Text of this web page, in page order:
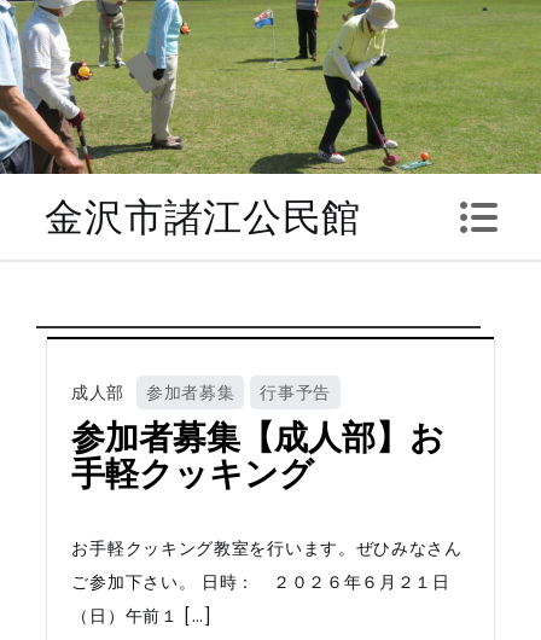
Skip
to
content
金沢市諸江公民館
成人部 参加者募集 行事予告
参加者募集【成人部】お
手軽クッキング
お手軽クッキング教室を行います。ぜひみなさん
ご参加下さい。 日時： ２０２６年６月２１日
（日）午前１ […]